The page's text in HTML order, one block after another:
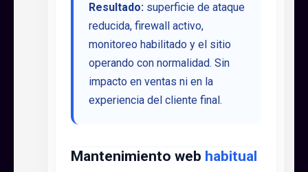
Resultado: superficie de ataque
reducida, firewall activo,
monitoreo habilitado y el sitio
operando con normalidad. Sin
impacto en ventas ni en la
experiencia del cliente final.
Mantenimiento web habitual